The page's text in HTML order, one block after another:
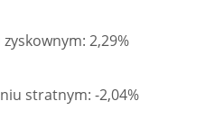
2,29%
stratnym: -2,04%